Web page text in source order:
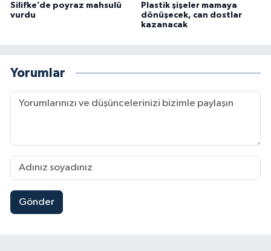
Silifke’de poyraz mahsulü
vurdu
Plastik şişeler mamaya
dönüşecek, can dostlar
kazanacak
Yorumlar
Gönder